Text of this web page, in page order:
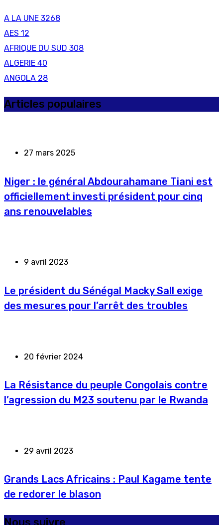
A LA UNE 3268
AES 12
AFRIQUE DU SUD 308
ALGERIE 40
ANGOLA 28
Articles populaires
27 mars 2025
Niger : le général Abdourahamane Tiani est
officiellement investi président pour cinq
ans renouvelables
9 avril 2023
Le président du Sénégal Macky Sall exige
des mesures pour l’arrêt des troubles
20 février 2024
La Résistance du peuple Congolais contre
l’agression du M23 soutenu par le Rwanda
29 avril 2023
Grands Lacs Africains : Paul Kagame tente
de redorer le blason
Nous suivre